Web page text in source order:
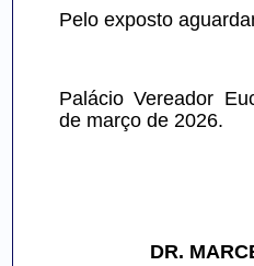
Pelo exposto
Palácio Vereador
de março de 2026.
DR.